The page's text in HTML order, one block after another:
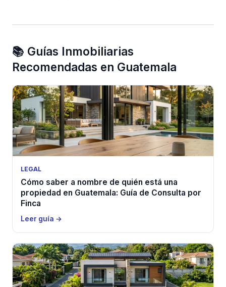
📚 Guías Inmobiliarias
Recomendadas en Guatemala
LEGAL
Cómo saber a nombre de quién está una
propiedad en Guatemala: Guía de Consulta por
Finca
Leer guía →